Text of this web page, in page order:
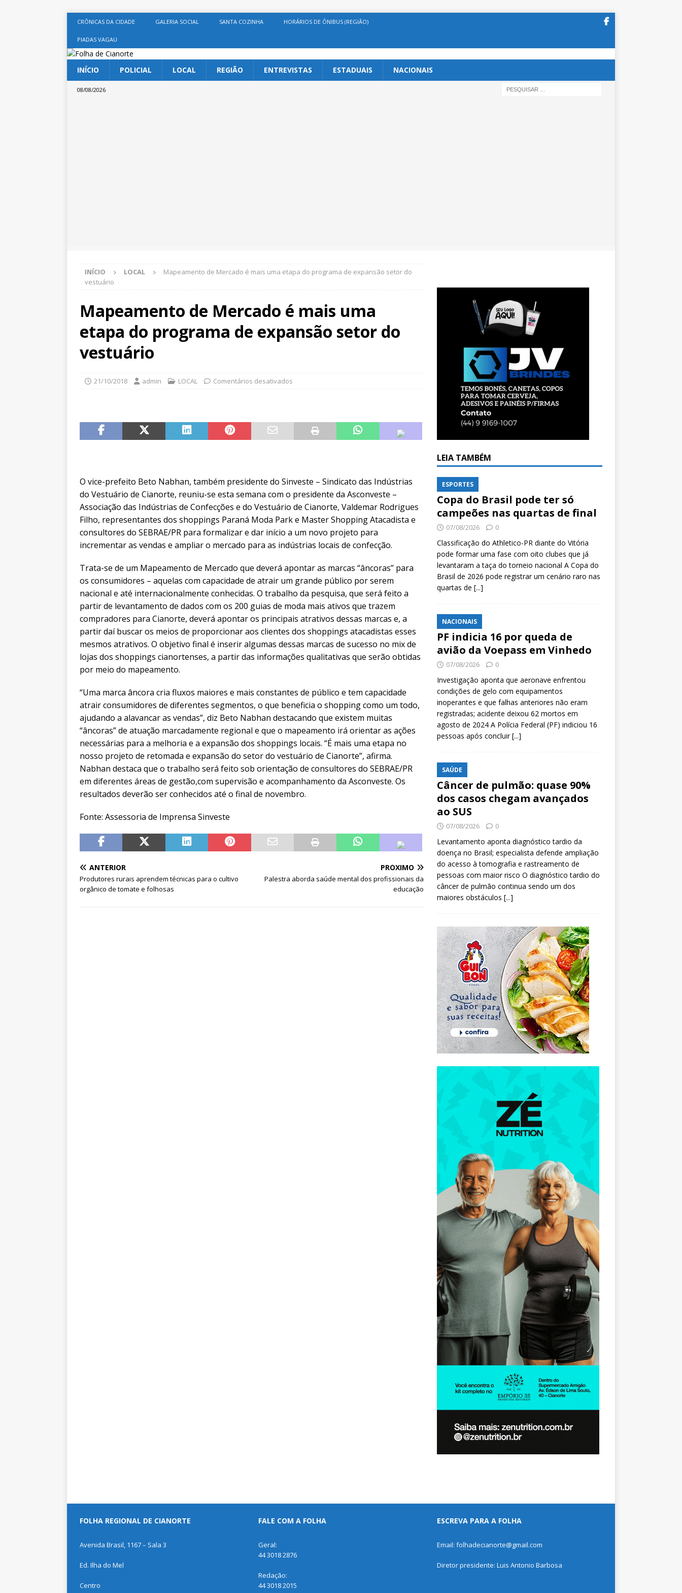
CRÔNICAS DA CIDADE GALERIA SOCIAL SANTA COZINHA HORÁRIOS DE ÔNIBUS (REGIÃO)
PIADAS VAGAU
INÍCIO POLICIAL LOCAL REGIÃO ENTREVISTAS ESTADUAIS NACIONAIS
08/08/2026
INÍCIO LOCAL
Mapeamento de Mercado é mais uma etapa do programa de expansão setor do
vestuário
Mapeamento de Mercado é mais uma
etapa do programa de expansão setor do
vestuário
21/10/2018 admin LOCAL Comentários desativados
O vice-prefeito Beto Nabhan, também presidente do Sinveste – Sindicato das Indústrias
do Vestuário de Cianorte, reuniu-se esta semana com o presidente da Asconveste –
Associação das Indústrias de Confecções e do Vestuário de Cianorte, Valdemar Rodrigues
Filho, representantes dos shoppings Paraná Moda Park e Master Shopping Atacadista e
consultores do SEBRAE/PR para formalizar e dar início a um novo projeto para
incrementar as vendas e ampliar o mercado para as indústrias locais de confecção.
Trata-se de um Mapeamento de Mercado que deverá apontar as marcas “âncoras” para
os consumidores – aquelas com capacidade de atrair um grande público por serem
nacional e até internacionalmente conhecidas. O trabalho da pesquisa, que será feito a
partir de levantamento de dados com os 200 guias de moda mais ativos que trazem
compradores para Cianorte, deverá apontar os principais atrativos dessas marcas e, a
partir daí buscar os meios de proporcionar aos clientes dos shoppings atacadistas esses
mesmos atrativos. O objetivo final é inserir algumas dessas marcas de sucesso no mix de
lojas dos shoppings cianortenses, a partir das informações qualitativas que serão obtidas
por meio do mapeamento.
“Uma marca âncora cria fluxos maiores e mais constantes de público e tem capacidade
atrair consumidores de diferentes segmentos, o que beneficia o shopping como um todo,
ajudando a alavancar as vendas”, diz Beto Nabhan destacando que existem muitas
“âncoras” de atuação marcadamente regional e que o mapeamento irá orientar as ações
necessárias para a melhoria e a expansão dos shoppings locais. “É mais uma etapa no
nosso projeto de retomada e expansão do setor do vestuário de Cianorte”, afirma.
Nabhan destaca que o trabalho será feito sob orientação de consultores do SEBRAE/PR
em diferentes áreas de gestão,com supervisão e acompanhamento da Asconveste. Os
resultados deverão ser conhecidos até o final de novembro.
Fonte: Assessoria de Imprensa Sinveste
ANTERIOR
Produtores rurais aprendem técnicas para o cultivo
orgânico de tomate e folhosas
PRÓXIMO
Palestra aborda saúde mental dos profissionais da
educação
LEIA TAMBÉM
ESPORTES
Copa do Brasil pode ter só
campeões nas quartas de final
07/08/2026 0
Classificação do Athletico-PR diante do Vitória
pode formar uma fase com oito clubes que já
levantaram a taça do torneio nacional A Copa do
Brasil de 2026 pode registrar um cenário raro nas
quartas de [...]
NACIONAIS
PF indicia 16 por queda de
avião da Voepass em Vinhedo
07/08/2026 0
Investigação aponta que aeronave enfrentou
condições de gelo com equipamentos
inoperantes e que falhas anteriores não eram
registradas; acidente deixou 62 mortos em
agosto de 2024 A Polícia Federal (PF) indiciou 16
pessoas após concluir[...]
SAÚDE
Câncer de pulmão: quase 90%
dos casos chegam avançados
ao SUS
07/08/2026 0
Levantamento aponta diagnóstico tardio da
doença no Brasil; especialista defende ampliação
do acesso à tomografia e rastreamento de
pessoas com maior risco O diagnóstico tardio do
câncer de pulmão continua sendo um dos
maiores obstáculos [...]
FOLHA REGIONAL DE CIANORTE
Avenida Brasil, 1167 – Sala 3
Ed. Ilha do Mel
Centro
FALE COM A FOLHA
Geral:
44 3018 2876
Redação:
44 3018 2015
ESCREVA PARA A FOLHA
Email: folhadecianorte@gmail.com
Diretor presidente: Luis Antonio Barbosa